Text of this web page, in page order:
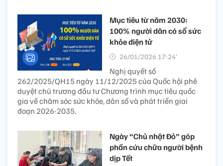
Mục tiêu từ năm 2030:
100% người dân có sổ sức
khỏe điện tử
26/01/2026 17:24’
Nghị quyết số
262/2025/QH15 ngày 11/12/2025 của Quốc hội phê
duyệt chủ trương đầu tư Chương trình mục tiêu quốc
gia về chăm sóc sức khỏe, dân số và phát triển giai
đoạn 2026-2035.
Ngày “Chủ nhật Đỏ” góp
phần cứu chữa người bệnh
dịp Tết